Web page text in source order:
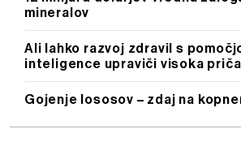
mineralov
Ali lahko razvoj zdravil s
inteligence upraviči visoka
Gojenje lososov – zdaj na